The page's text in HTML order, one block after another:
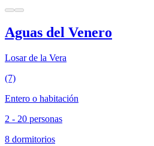
Aguas del Venero
Losar de la Vera
(7)
Entero o habitación
2 - 20 personas
8 dormitorios